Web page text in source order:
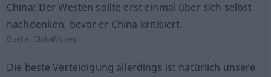
China: Der Westen sollte erst einmal über sich selbst
nachdenken, bevor er China kritisiert.
Quelle: GlobalVoices
Die beste Verteidigung allerdings ist natürlich unsere